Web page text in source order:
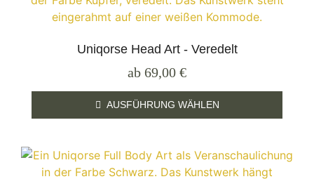
Uniqorse Head Art - Veredelt
ab 69,00 €
AUSFÜHRUNG WÄHLEN